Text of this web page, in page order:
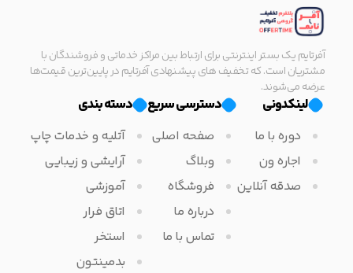
آفرتایم یک بستر اینترنتی برای ارتباط بین مراکز خدماتی و فروشندگان با
مشتریان است. که تخفیف های پیشنهادی آفرتایم در پایین‌ترین قیمت‌ها
عرضه می‌شوند.
لینکدونی
دوره با ما
اجاره ون
صدقه آنلاین
دسترسی سریع
صفحه اصلی
وبلاگ
فروشگاه
درباره ما
تماس با ما
دسته بندی
آتلیه و خدمات چاپ
آرایشی و زیبایی
آموزشی
اتاق فرار
استخر
بدمینتون